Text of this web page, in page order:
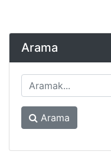
Arama
Arama